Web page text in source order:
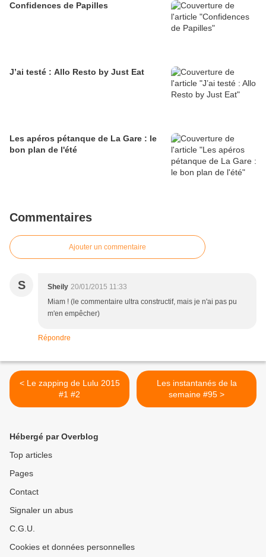
Confidences de Papilles
J’ai testé : Allo Resto by Just Eat
Les apéros pétanque de La Gare : le
bon plan de l'été
Commentaires
Ajouter un commentaire
S Sheily 20/01/2015 11:33
Miam ! (le commentaire ultra constructif, mais je n'ai pas pu
m'en empêcher)
Répondre
< Le zapping de Lulu 2015
#1 #2
Les instantanés de la
semaine #95 >
Hébergé par Overblog
Top articles
Pages
Contact
Signaler un abus
C.G.U.
Cookies et données personnelles